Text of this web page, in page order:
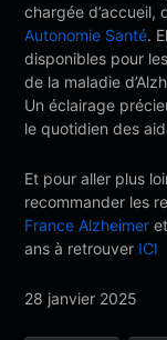
chargée d’accueil,
Autonomie Santé.
disponibles pour
de la maladie
Un éclairage
le quotidien des
Et pour aller plus
recommander les
France Alzheimer
ans à retrouver ICI
28 janvier 2025